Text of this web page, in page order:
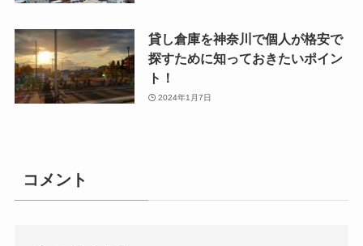
貸し倉庫を神奈川で個人が格安で
探すために知っておきたいポイン
ト！
2024年1月7日
コメント